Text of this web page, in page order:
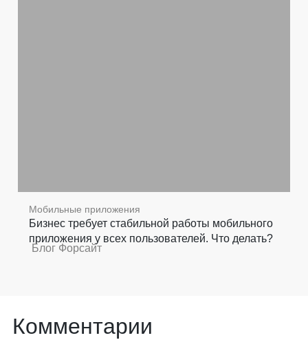
Мобильные приложения
Бизнес требует стабильной работы мобильного
приложения у всех пользователей. Что делать?
Блог Форсайт
Комментарии